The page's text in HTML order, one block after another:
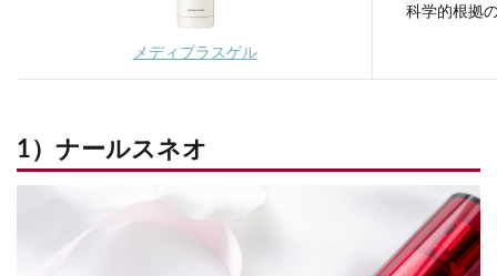
メディプラスゲル
科学的根拠
1）ナールスネオ